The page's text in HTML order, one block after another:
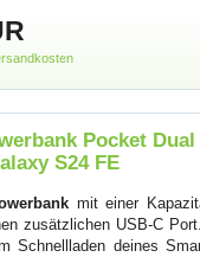
Pocket
S24 FE
mit einer
zusätzlichen USB-C
Schnellladen deines